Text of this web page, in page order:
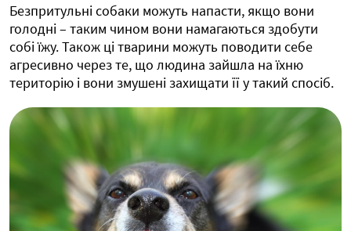
Безпритульні собаки можуть напасти, якщо вони
голодні – таким чином вони намагаються здобути
собі їжу. Також ці тварини можуть поводити себе
агресивно через те, що людина зайшла на їхню
територію і вони змушені захищати її у такий спосіб.